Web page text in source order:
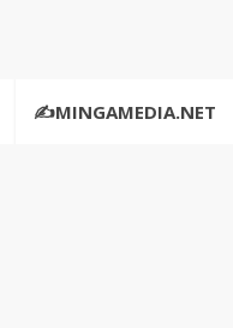
✍️MINGAMEDIA.NET